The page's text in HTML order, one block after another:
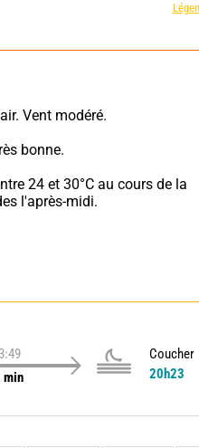
Vent modéré.
bonne.
24 et 30°C au cours de la
l'après-midi.
min
Coucher
20h23